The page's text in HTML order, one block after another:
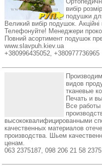
вибір
подушки
Великий вибір подушок.
Телефонуйте! Менеджери
Повний асортимент подушок
www.slavpuh.kiev.ua
+380996435052, +380977736965
видов
тканевые
Печать и
Все
высококвалифицированными
качественных материалов
производства. Шьем
ценам.
063 2375187, 098 206 21 58